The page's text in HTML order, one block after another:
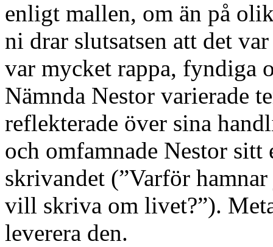
enligt mallen, om än på
ni drar slutsatsen att det
var mycket rappa, fyndiga
Nämnda Nestor varierade
reflekterade över sina
och omfamnade Nestor
skrivandet (”Varför
vill skriva om livet?”).
leverera den.